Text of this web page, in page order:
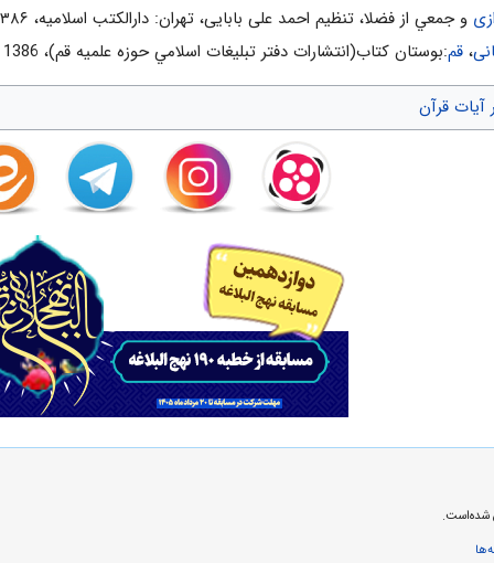
و جمعي از فضلا، تنظیم احمد علی بابایی، تهران: دارالکتب اسلامیه، ۱۳۸۶ش
، قم:بوستان كتاب(انتشارات دفتر تبليغات اسلامي حوزه علميه قم)، 1386 ش‌، چاپ پنجم‌
آیات قرآن